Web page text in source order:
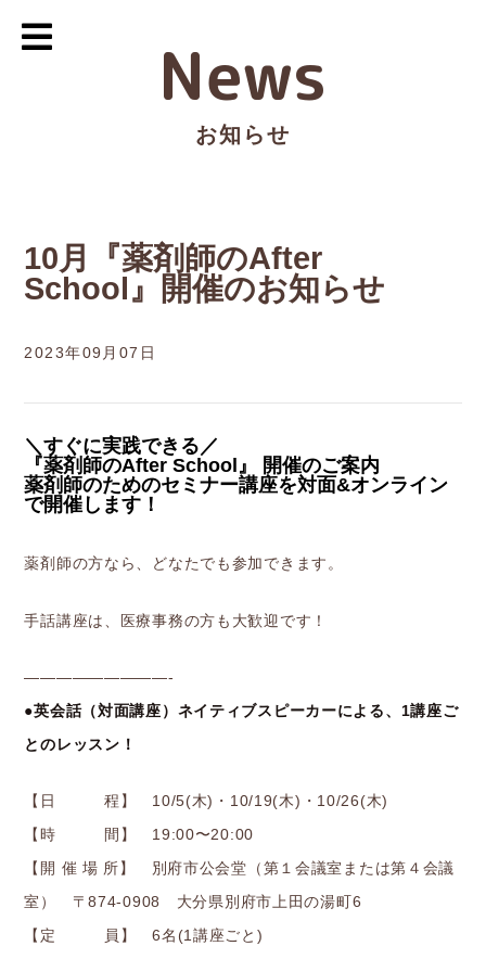
News
お知らせ
10月『薬剤師のAfter
School』開催のお知らせ
2023年09月07日
＼すぐに実践できる／
『薬剤師のAfter School』 開催のご案内
薬剤師のためのセミナー講座を対面&オンライン
で開催します！
薬剤師の方なら、どなたでも参加できます。
手話講座は、医療事務の方も大歓迎です！
—————————-
●英会話（対面講座）ネイティブスピーカーによる、1講座ご
とのレッスン！
【日 程】 10/5(木)・10/19(木)・10/26(木)
【時 間】 19:00〜20:00
【開 催 場 所】 別府市公会堂（第１会議室または第４会議
室） 〒874-0908 大分県別府市上田の湯町6
【定 員】 6名(1講座ごと)